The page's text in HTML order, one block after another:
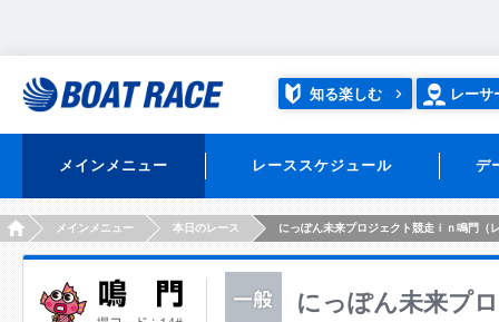
知る楽しむ レーサ
メインメニュー レーススケジュール デ
HOMEメインメニュー 本日のレース にっぽん未来プロジェクト競走ｉｎ鳴門（
にっぽん未来プ